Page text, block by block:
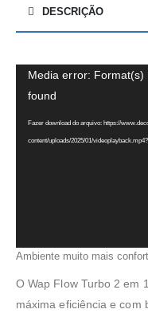
DESCRIÇÃO
Tocador
Media error:
found
Fazer download do arquivo: https://
content/uploads/2025/01/
Ambiente muito mais
O Wap Flow Turbo 2 em
máxima eficiência e com